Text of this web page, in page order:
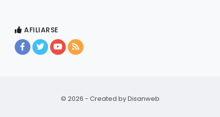
AFILIARSE
© 2026 - Created byDisanweb